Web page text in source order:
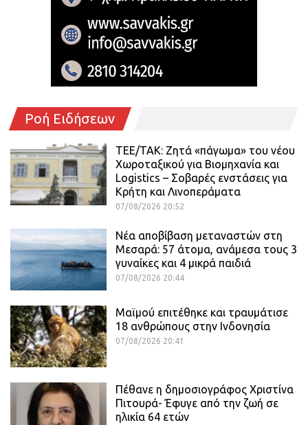
Ροή Ειδήσεων
ΤΕΕ/ΤΑΚ: Ζητά «πάγωμα» του νέου
Χωροταξικού για Βιομηχανία και
Logistics – Σοβαρές ενστάσεις για
Κρήτη και Λινοπεράματα
07/08/2026 20:52
Νέα αποβίβαση μεταναστών στη
Μεσαρά: 57 άτομα, ανάμεσα τους 3
γυναίκες και 4 μικρά παιδιά
07/08/2026 20:44
Μαϊμού επιτέθηκε και τραυμάτισε
18 ανθρώπους στην Ινδονησία
07/08/2026 20:41
Πέθανε η δημοσιογράφος Χριστίνα
Πιτουρά- Έφυγε από την ζωή σε
ηλικία 64 ετών